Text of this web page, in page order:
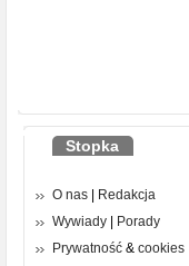
Stopka
O nas
Redakcja
Wywiady
Porady
Prywatność & cookies